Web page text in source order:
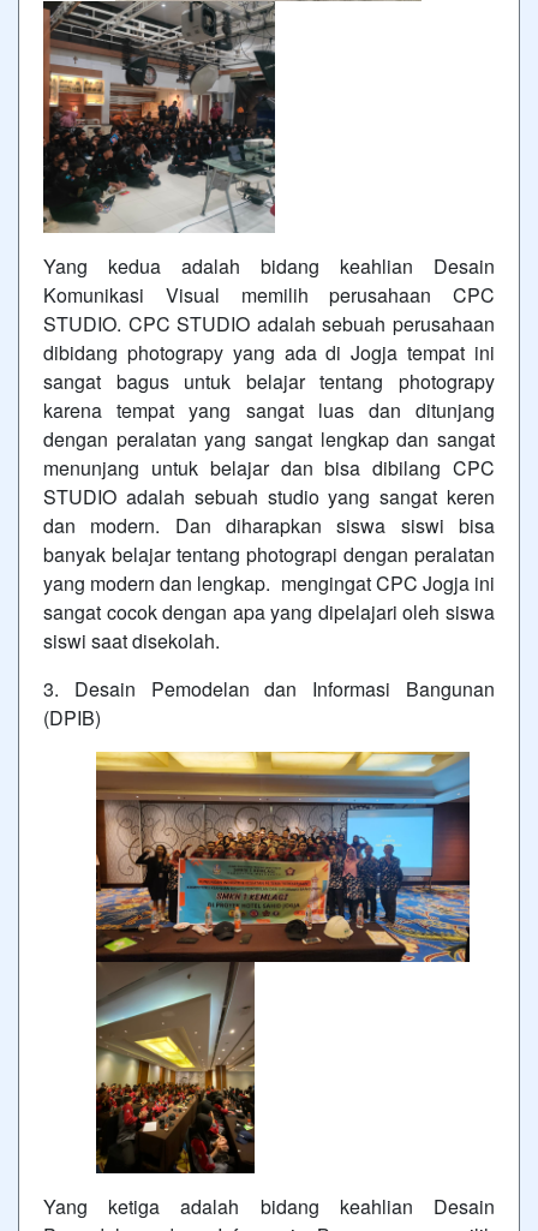
Yang kedua adalah bidang keahlian Desain
Komunikasi Visual memilih perusahaan CPC
STUDIO. CPC STUDIO adalah sebuah perusahaan
dibidang photograpy yang ada di Jogja tempat ini
sangat bagus untuk belajar tentang photograpy
karena tempat yang sangat luas dan ditunjang
dengan peralatan yang sangat lengkap dan sangat
menunjang untuk belajar dan bisa dibilang CPC
STUDIO adalah sebuah studio yang sangat keren
dan modern. Dan diharapkan siswa siswi bisa
banyak belajar tentang photograpi dengan peralatan
yang modern dan lengkap. mengingat CPC Jogja ini
sangat cocok dengan apa yang dipelajari oleh siswa
siswi saat disekolah.
3. Desain Pemodelan dan Informasi Bangunan
(DPIB)
Yang ketiga adalah bidang keahlian Desain